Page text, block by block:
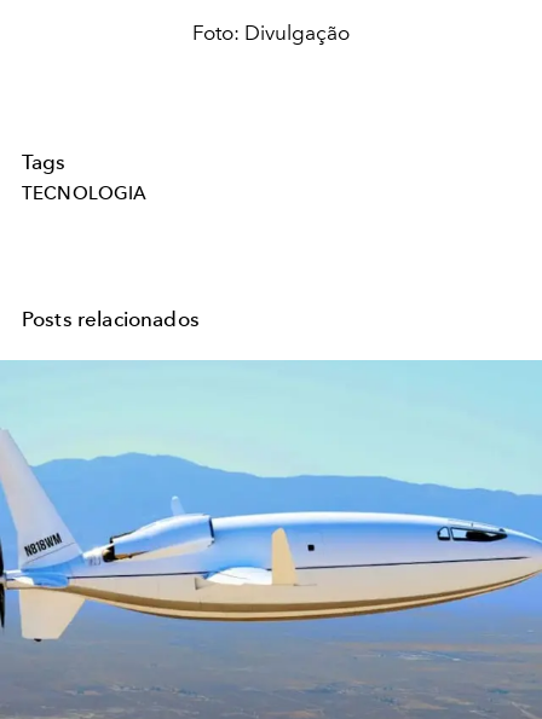
Foto: Divulgação
Tags
TECNOLOGIA
Posts relacionados